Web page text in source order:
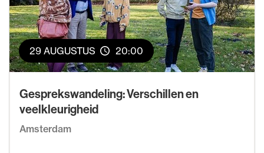
29 AUGUSTUS 20:00
Gesprekswandeling: Verschillen en
veelkleurigheid
Amsterdam